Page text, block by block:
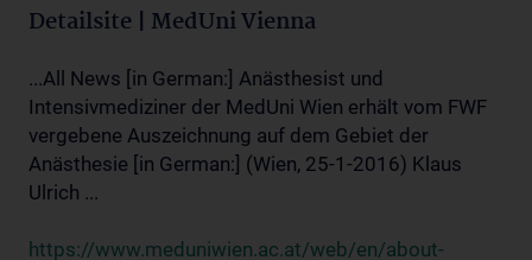
Detailsite | MedUni Vienna
...All News [in German:] Anästhesist und
Intensivmediziner der MedUni Wien erhält vom FWF
vergebene Auszeichnung auf dem Gebiet der
Anästhesie [in German:] (Wien, 25-1-2016) Klaus
Ulrich ...
https://www.meduniwien.ac.at/web/en/about-